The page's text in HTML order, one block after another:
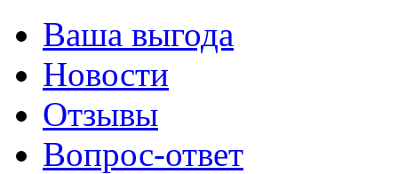
Ваша выгода
Новости
Отзывы
Вопрос-ответ